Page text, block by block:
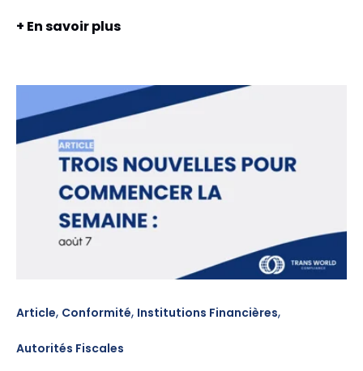
+ En savoir plus
Article, Conformité, Institutions Financières,
Autorités Fiscales